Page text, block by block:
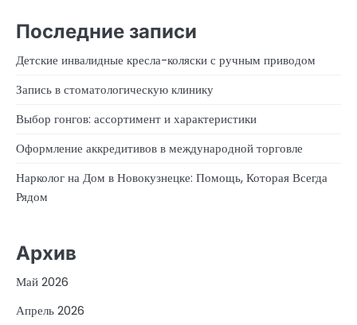
Последние записи
Детские инвалидные кресла-коляски с ручным приводом
Запись в стоматологическую клинику
Выбор гонгов: ассортимент и характеристики
Оформление аккредитивов в международной торговле
Нарколог на Дом в Новокузнецке: Помощь, Которая Всегда
Рядом
Архив
Май 2026
Апрель 2026